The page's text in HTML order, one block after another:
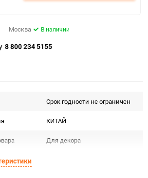
Москва В наличии
8 800 234 5155
Срок годности не ограничен
КИТАЙ
Для декора